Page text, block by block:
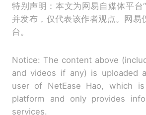
特别声明：本文为网易自媒体平台
并发布，仅代表该作者观点。网易
台。
Notice: The content above
and videos if any) is uploaded
user of NetEase Hao, which
platform and only provides
services.